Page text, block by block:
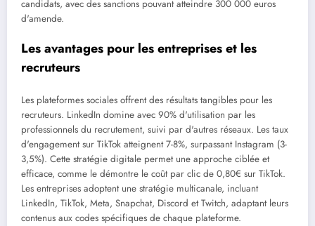
candidats, avec des sanctions pouvant atteindre 300 000 euros
d'amende.
Les avantages pour les entreprises et les
recruteurs
Les plateformes sociales offrent des résultats tangibles pour les
recruteurs. LinkedIn domine avec 90% d'utilisation par les
professionnels du recrutement, suivi par d'autres réseaux. Les taux
d'engagement sur TikTok atteignent 7-8%, surpassant Instagram (3-
3,5%). Cette stratégie digitale permet une approche ciblée et
efficace, comme le démontre le coût par clic de 0,80€ sur TikTok.
Les entreprises adoptent une stratégie multicanale, incluant
LinkedIn, TikTok, Meta, Snapchat, Discord et Twitch, adaptant leurs
contenus aux codes spécifiques de chaque plateforme.